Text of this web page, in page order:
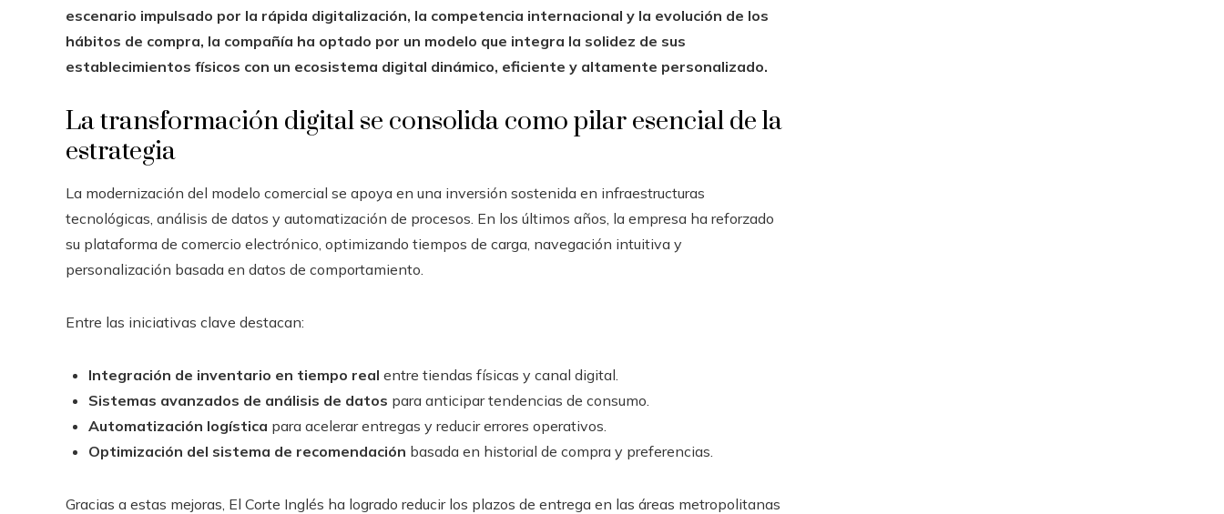
escenario impulsado por la rápida digitalización, la competencia internacional y la evolución de los
hábitos de compra, la compañía ha optado por un modelo que integra la solidez de sus
establecimientos físicos con un ecosistema digital dinámico, eficiente y altamente personalizado.
La transformación digital se consolida como pilar esencial de la
estrategia
La modernización del modelo comercial se apoya en una inversión sostenida en infraestructuras
tecnológicas, análisis de datos y automatización de procesos. En los últimos años, la empresa ha reforzado
su plataforma de comercio electrónico, optimizando tiempos de carga, navegación intuitiva y
personalización basada en datos de comportamiento.
Entre las iniciativas clave destacan:
Integración de inventario en tiempo real entre tiendas físicas y canal digital.
Sistemas avanzados de análisis de datos para anticipar tendencias de consumo.
Automatización logística para acelerar entregas y reducir errores operativos.
Optimización del sistema de recomendación basada en historial de compra y preferencias.
Gracias a estas mejoras, El Corte Inglés ha logrado reducir los plazos de entrega en las áreas metropolitanas